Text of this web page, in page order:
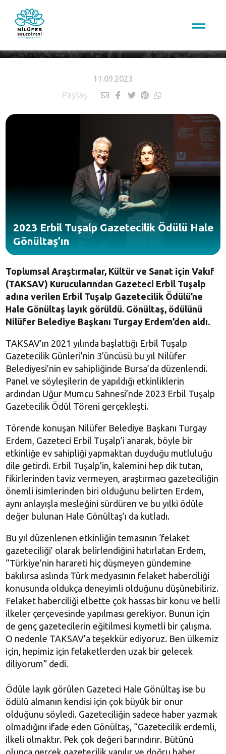
11.09.2023
Paylaş
2023 Erbil Tuşalp Gazetecilik Ödülü Hale
Gönültaş’ın
Toplumsal Araştırmalar, Kültür ve Sanat için Vakıf
(TAKSAV) Kurucularından Gazeteci Erbil Tuşalp
adına verilen Erbil Tuşalp Gazetecilik Ödülü’ne
Hale Gönültaş layık görüldü. Gönültaş, ödülünü
Nilüfer Belediye Başkanı Turgay Erdem’den aldı.
TAKSAV’ın 2021 yılında başlattığı Erbil Tuşalp
Gazetecilik Günleri’nin 3’üncüsü bu yıl Nilüfer
Belediyesi’nin ev sahipliğinde Bursa’da düzenlendi.
Panel ve söyleşilerin de yapıldığı etkinliklerin
ardından Uğur Mumcu Sahnesi’nde 2023 Erbil Tuşalp
Gazetecilik Ödül Töreni gerçekleşti.
Törende konuşan Nilüfer Belediye Başkanı Turgay
Erdem, Gazeteci Erbil Tuşalp’i anarak, böyle bir
etkinliğe ev sahipliği yapmaktan duyduğu mutluluğu
dile getirdi. Erbil Tuşalp’in, kalemini hep dik tutan,
fikirlerinden taviz vermeyen, araştırmacı gazeteciliğin
önemli isimlerinden biri olduğunu belirten Erdem,
aynı anlayışla mesleğini sürdüren ve bu yılki ödüle
değer bulunan Hale Gönültaş’ı da kutladı.
Bu yıl düzenlenen etkinliğin temasının ‘felaket
gazeteciliği’ olarak belirlendiğini hatırlatan Erdem,
“Türkiye’nin harareti hiç düşmeyen gündemine
bakılırsa aslında Türk medyasının felaket haberciliği
konusunda oldukça deneyimli olduğunu düşünebiliriz.
Felaket haberciliği elbette çok hassas bir konu ve belli
ilkeler çerçevesinde yapılması gerekiyor. Bunun için
de genç gazetecilerin eğitilmesi kıymetli bir çalışma.
O nedenle TAKSAV’a teşekkür ediyoruz. Ben ülkemiz
için, hepimiz için felaketlerden uzak bir gelecek
diliyorum” dedi.
Ödüle layık görülen Gazeteci Hale Gönültaş ise bu
ödülü almanın kendisi için çok büyük bir onur
olduğunu söyledi. Gazeteciliğin sadece haber yazmak
olmadığını ifade eden Gönültaş, “Gazetecilik erdemli,
ilkeli olmaktır. Pek çok değeri barındırır. Bütünü